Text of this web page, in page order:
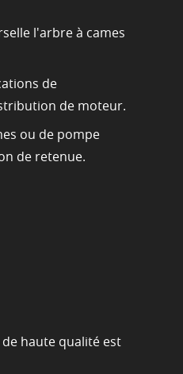
l'arbre à cames
de
de moteur.
ou de pompe
de retenue.
haute qualité est